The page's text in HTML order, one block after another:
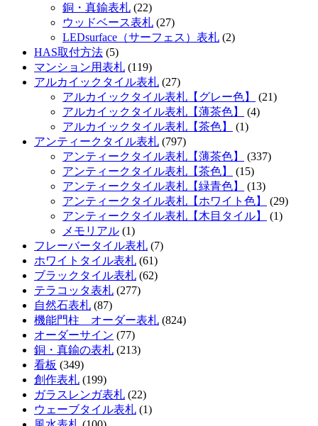
銅・真鍮表札 (22)
ウッドベース表札 (27)
LEDsurface（サーフェス）表札 (2)
HAS取付方法 (5)
マンション用表札 (119)
アルカイックタイル表札 (27)
アルカイックタイル表札【グレー色】
(21)
アルカイックタイル表札【薄茶色】
(4)
アルカイックタイル表札【茶色】
(1)
アンティークタイル表札 (797)
アンティークタイル表札【薄茶色】
(337)
アンティークタイル表札【茶色】
(15)
アンティークタイル表札【緑青色】
(13)
アンティークタイル表札【ホワイト色】
(29)
アンティークタイル表札【木目タイル】
(1)
メモリアル (1)
フレーバータイル表札 (7)
ホワイトタイル表札 (61)
ブラックタイル表札 (62)
テラコッタ表札 (277)
自然石表札 (87)
機能門柱 オーダー表札 (824)
オーダーサイン (77)
銅・真鍮の表札 (213)
看板 (349)
創作表札 (199)
ガラスレンガ表札 (22)
ウェーブタイル表札 (1)